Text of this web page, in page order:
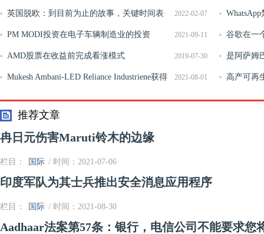
CEO
2022-02-07
英国脱欧：到目前为止的故事，关键时间表
及其对货币市场的影响 WhatsApp
2021-09-11
PM MODI投资在电子车辆制造业的投资 谷歌在一
男性
2019-07-30
AMD股票在收益前完成看涨模式 是阿萨姆
免吗？
2021-08-01
Mukesh Ambani-LED Reliance Industriene获得
来自美国的世界上第一个&ldquo;碳中性&rdquo;的石油
高产可再
忽视
推荐文章
冉日元伤害Maruti铃木的边缘
栏目： 国际 / 时间：2021-07-06
印度军队为其士兵推出安全消息应用程序
栏目： 国际 / 时间：2021-08-30
Aadhaar法案第57条：银行，电信公司不能要求您